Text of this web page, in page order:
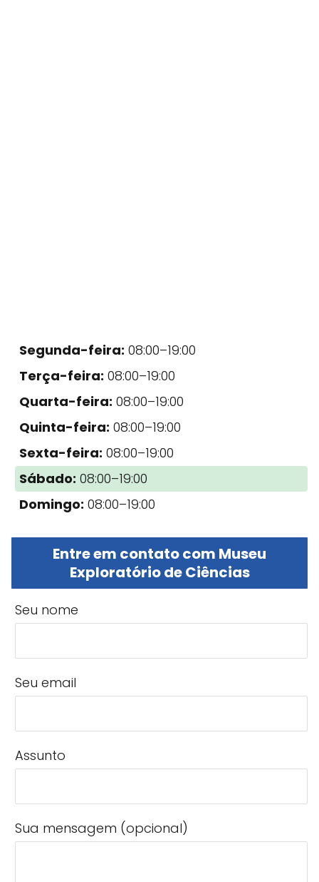
Segunda-feira: 08:00–19:00
Terça-feira: 08:00–19:00
Quarta-feira: 08:00–19:00
Quinta-feira: 08:00–19:00
Sexta-feira: 08:00–19:00
Sábado: 08:00–19:00
Domingo: 08:00–19:00
Entre em contato com Museu
Exploratório de Ciências
Seu nome
Seu email
Assunto
Sua mensagem (opcional)